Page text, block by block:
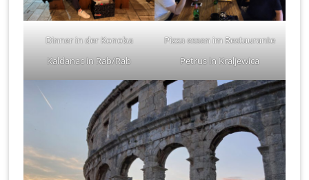
Dinner in der Konoba
Kaldanac in Rab/Rab
Pizza essen im Restaurante
Petrus in Kraljewica